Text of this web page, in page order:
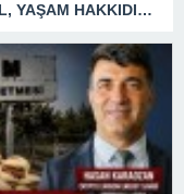
AHMET AKBAY YAZDI ”SU RANT DEĞİL, YAŞAM HAKKIDIR.” SUDA MI İÇMEYELİM ?